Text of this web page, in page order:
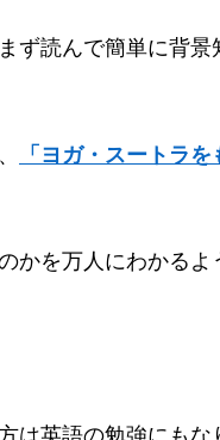
ず読んで簡単に背景
「ヨガ・スートラ
かを万人にわかる